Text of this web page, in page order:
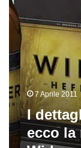
etichetta
della
Widmer
Brothers
Brewing
7 Aprile 2011
I
ecco la